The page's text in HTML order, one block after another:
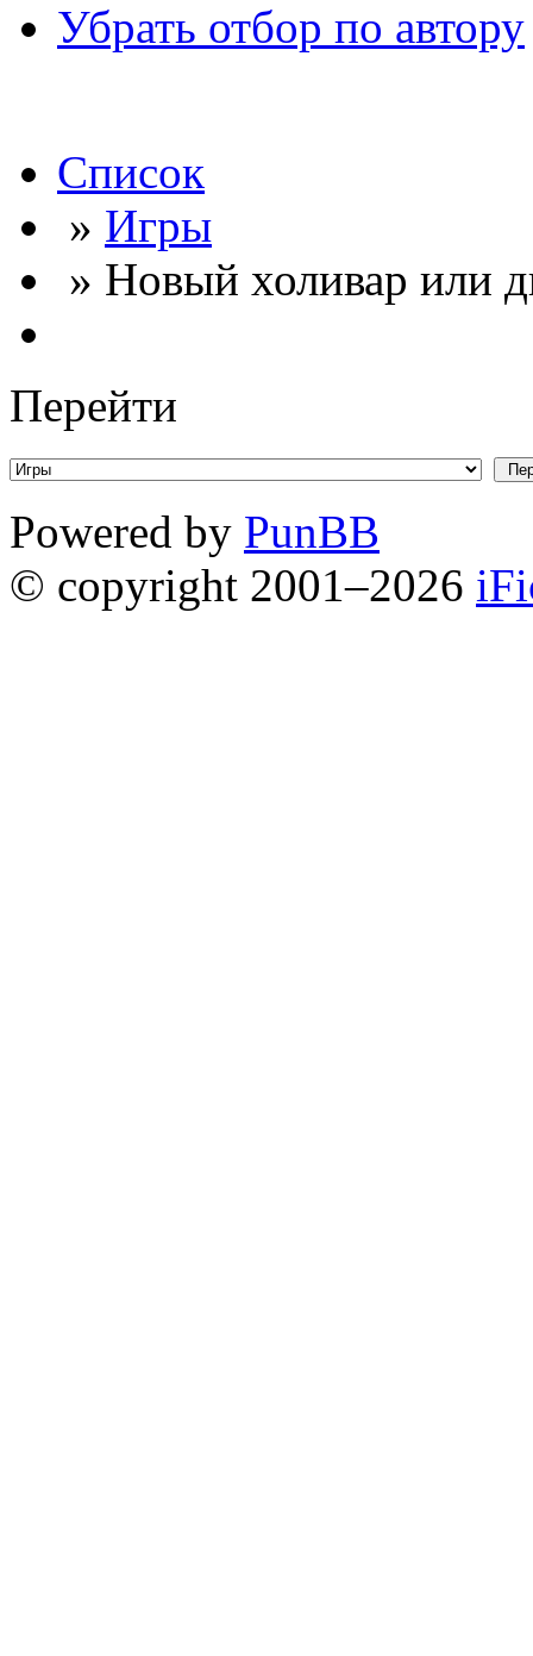
Убрать отбор по автору
Список
» Игры
» Новый холивар или
Перейти
Powered by PunBB
© copyright 2001–2026